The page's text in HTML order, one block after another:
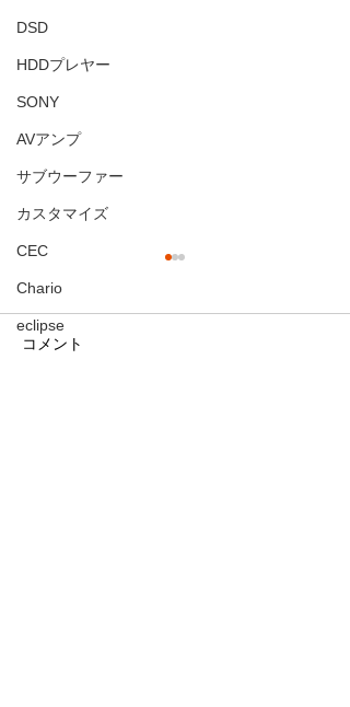
DSD
HDDプレヤー
SONY
AVアンプ
サブウーファー
カスタマイズ
CEC
Chario
eclipse
コメント